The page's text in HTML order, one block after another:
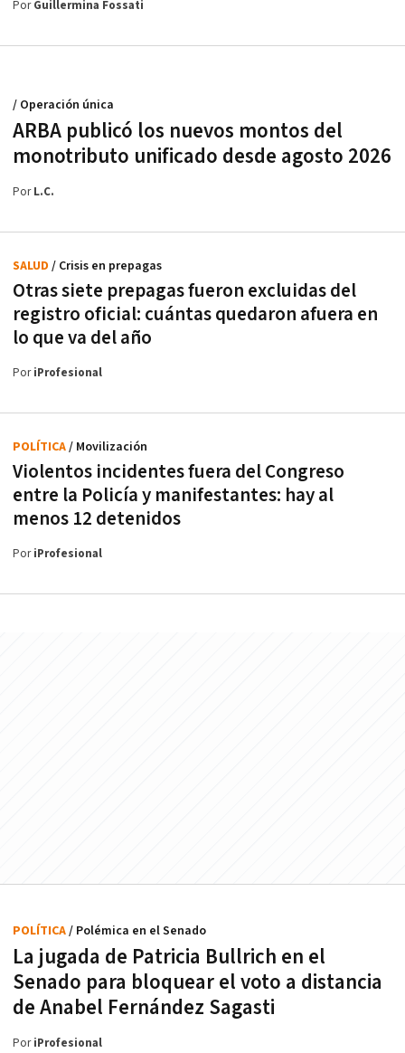
PorGuillermina Fossati
ARBA publicó los nuevos montos del
monotributo unificado desde agosto 2026
/ Operación única
PorL.C.
Otras siete prepagas fueron excluidas del
registro oficial: cuántas quedaron afuera en
lo que va del año
SALUD / Crisis en prepagas
PoriProfesional
Violentos incidentes fuera del Congreso
entre la Policía y manifestantes: hay al
menos 12 detenidos
POLÍTICA/ Movilización
PoriProfesional
La jugada de Patricia Bullrich en el
Senado para bloquear el voto a distancia
de Anabel Fernández Sagasti
POLÍTICA/ Polémica en el Senado
PoriProfesional